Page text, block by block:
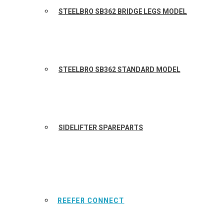
STEELBRO SB362 BRIDGE LEGS MODEL
STEELBRO SB362 STANDARD MODEL
SIDELIFTER SPAREPARTS
REEFER CONNECT